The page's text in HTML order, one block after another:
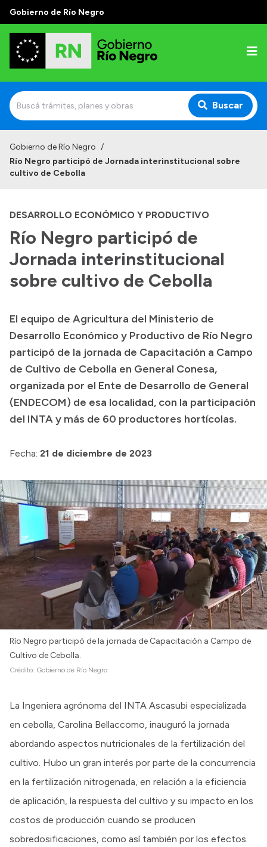
Gobierno de Río Negro
Buscar
Autoridades
Autoridades y Organismos
Discursos en la Legislatura
Casa de Gobierno
Acerca de Río Negro
Geografía
Invertí en Río Negro
Transparencia
Presupuesto
Consulta de expedientes
Consulta de pago a proveedores
Convocatorias
Intranet
Login
Gobierno de Río Negro /
Río Negro participó de Jornada interinstitucional sobre
cultivo de Cebolla
DESARROLLO ECONÓMICO Y PRODUCTIVO
Río Negro participó de
Jornada interinstitucional
sobre cultivo de Cebolla
El equipo de Agricultura del Ministerio de
Desarrollo Económico y Productivo de Río Negro
participó de la jornada de Capacitación a Campo
de Cultivo de Cebolla en General Conesa,
organizada por el Ente de Desarrollo de General
(ENDECOM) de esa localidad, con la participación
del INTA y más de 60 productores hortícolas.
Fecha: 21 de diciembre de 2023
Río Negro participó de la jornada de Capacitación a Campo de
Cultivo de Cebolla.
Crédito: Gobierno de Río Negro
La Ingeniera agrónoma del INTA Ascasubi especializada
en cebolla, Carolina Bellaccomo, inauguró la jornada
abordando aspectos nutricionales de la fertilización del
cultivo. Hubo un gran interés por parte de la concurrencia
en la fertilización nitrogenada, en relación a la eficiencia
de aplicación, la respuesta del cultivo y su impacto en los
costos de producción cuando se producen
sobredosificaciones, como así también por los efectos